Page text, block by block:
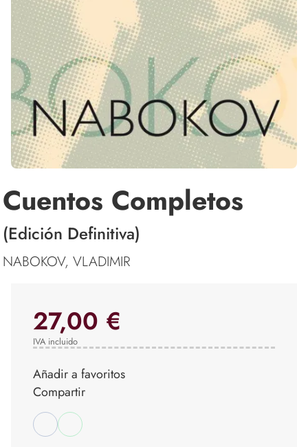
Cuentos Completos
(Edición Definitiva)
NABOKOV, VLADIMIR
27,00 €
IVA incluido
Añadir a favoritos
Compartir